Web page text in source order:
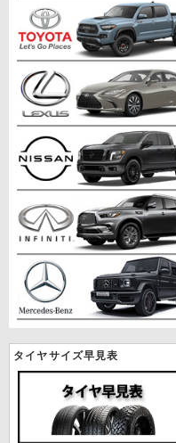
タイヤサイズ早見表